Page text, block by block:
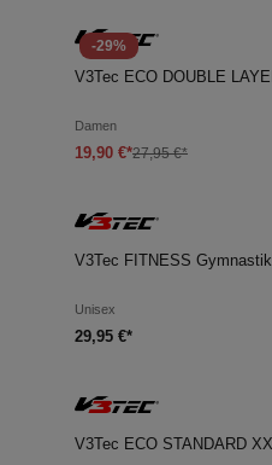
-29%
V3Tec ECO DOUBLE
Damen
19,90 €*27,95 €*
V3Tec FITNESS
Unisex
29,95 €*
V3Tec ECO STANDARD